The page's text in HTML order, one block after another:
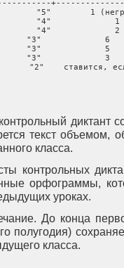
"5"        1
"4"             1
"4"             2
"3"             6
"3"             5
"3"             3
"2"    ставится,
диктант
текст объемом,
класса.
контрольных
орфограммы,
уроках.
До конца
полугодия)
класса.